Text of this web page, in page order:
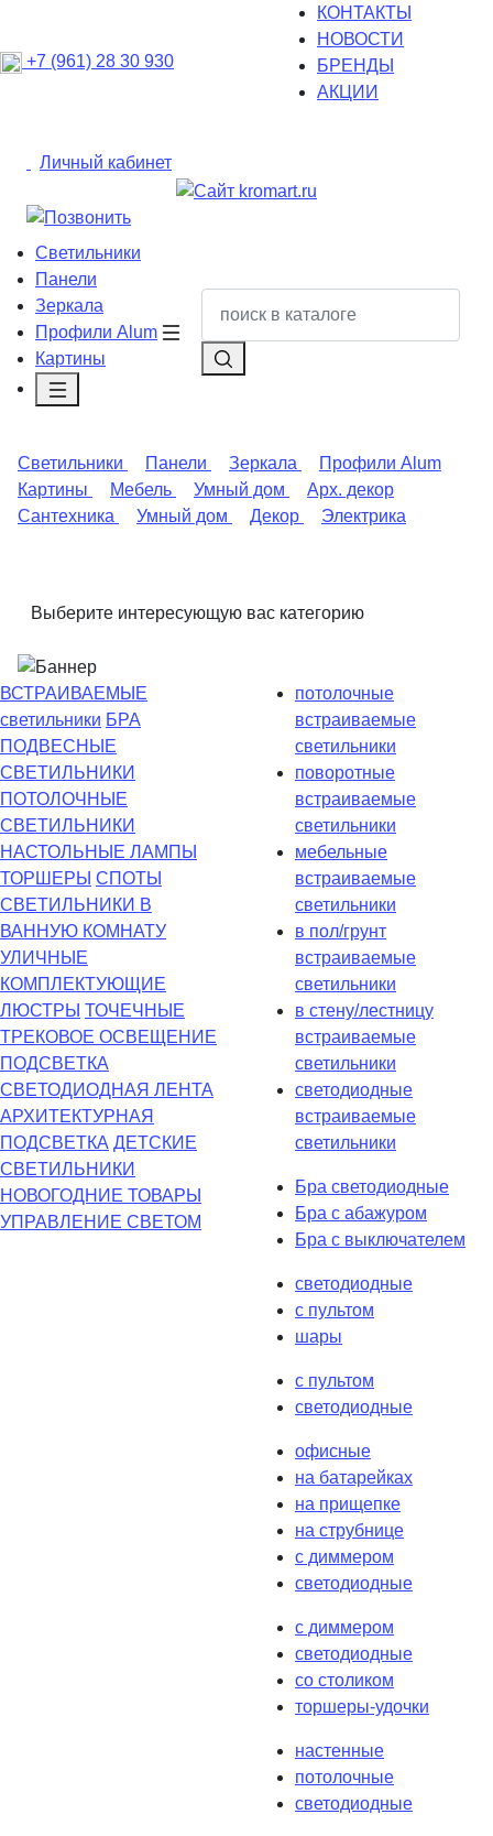
+7 (961) 28 30 930
КОНТАКТЫ
НОВОСТИ
БРЕНДЫ
АКЦИИ
Личный кабинет
Светильники
Панели
Зеркала
Профили Alum
Картины
Светильники Панели Зеркала
Профили Alum
Картины
Мебель Умный дом
Арх. декор
Сантехника
Умный дом Декор Электрика
Выберите интересующую вас категорию
ВСТРАИВАЕМЫЕ
светильники БРА
ПОДВЕСНЫЕ
СВЕТИЛЬНИКИ
ПОТОЛОЧНЫЕ
СВЕТИЛЬНИКИ
НАСТОЛЬНЫЕ ЛАМПЫ
ТОРШЕРЫ СПОТЫ
СВЕТИЛЬНИКИ В
ВАННУЮ КОМНАТУ
УЛИЧНЫЕ
КОМПЛЕКТУЮЩИЕ
ЛЮСТРЫ ТОЧЕЧНЫЕ
ТРЕКОВОЕ ОСВЕЩЕНИЕ
ПОДСВЕТКА
СВЕТОДИОДНАЯ ЛЕНТА
АРХИТЕКТУРНАЯ
ПОДСВЕТКА ДЕТСКИЕ
СВЕТИЛЬНИКИ
НОВОГОДНИЕ ТОВАРЫ
УПРАВЛЕНИЕ СВЕТОМ
потолочные
встраиваемые
светильники
поворотные
встраиваемые
светильники
мебельные
встраиваемые
светильники
в пол/грунт
встраиваемые
светильники
в стену/лестницу
встраиваемые
светильники
светодиодные
встраиваемые
светильники
Бра светодиодные
Бра с абажуром
Бра с выключателем
светодиодные
с пультом
шары
с пультом
светодиодные
офисные
на батарейках
на прищепке
на струбнице
с диммером
светодиодные
с диммером
светодиодные
со столиком
торшеры-удочки
настенные
потолочные
светодиодные